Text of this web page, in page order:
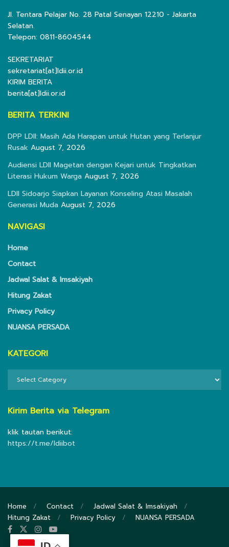
Jl. Tentara Pelajar No. 28 Patal Senayan 12210 - Jakarta
Selatan.
Telepon: 0811-8604544
SEKRETARIAT
sekretariat[at]ldii.or.id
KIRIM BERITA
berita[at]ldii.or.id
BERITA TERKINI
DPP LDII: Masih Ada Harapan untuk Hutan yang Terlanjur
Rusak August 7, 2026
Audiensi LDII Magetan dengan Kejari untuk Tingkatkan
Literasi Hukum Warga August 7, 2026
LDII Sidoarjo Siapkan Layanan Konseling Atasi Masalah
Generasi Muda August 7, 2026
NAVIGASI
Home
Contact
Jadwal Salat & Imsakiyah
Hitung Zakat
Privacy Policy
NUANSA PERSADA
KATEGORI
Kirim Berita via Telegram
klik tautan berikut:
https://t.me/ldiibot
Home Contact
Jadwal Salat & Imsakiyah
Hitung Zakat
Privacy Policy NUANSA PERSADA